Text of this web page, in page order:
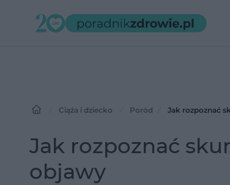
Ciąża i dziecko Poród Jak rozpoznać
Jak rozpoznać
objawy